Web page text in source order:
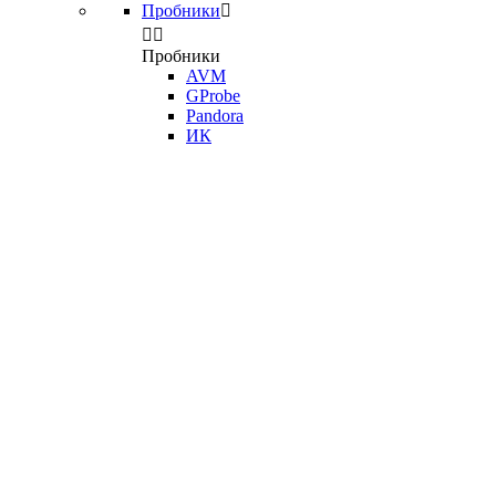
Пробники
 
Пробники
AVM
GProbe
Pandora
ИК